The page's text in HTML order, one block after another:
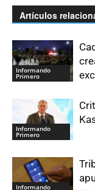
Artículos
Informando
Primero
Informando
Primero
Informando